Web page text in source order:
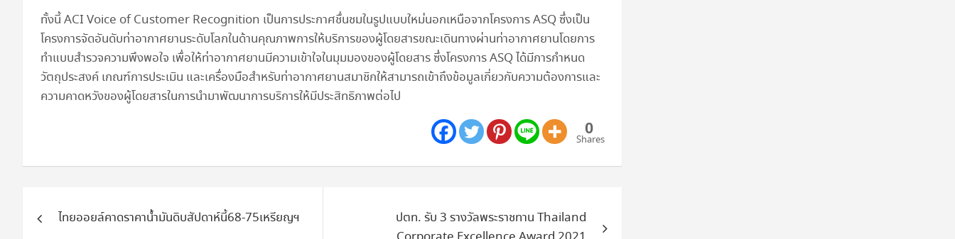
ทั้งนี้ ACI Voice of Customer Recognition เป็นการประกาศชื่นชมในรูปแบบใหม่นอกเหนือจากโครงการ ASQ ซึ่งเป็น
โครงการจัดอันดับท่าอากาศยานระดับโลกในด้านคุณภาพการให้บริการของผู้โดยสารขณะเดินทางผ่านท่าอากาศยานโดยการ
ทำแบบสำรวจความพึงพอใจ เพื่อให้ท่าอากาศยานมีความเข้าใจในมุมมองของผู้โดยสาร ซึ่งโครงการ ASQ ได้มีการกำหนด
วัตถุประสงค์ เกณฑ์การประเมิน และเครื่องมือสำหรับท่าอากาศยานสมาชิกให้สามารถเข้าถึงข้อมูลเกี่ยวกับความต้องการและ
ความคาดหวังของผู้โดยสารในการนำมาพัฒนาการบริการให้มีประสิทธิภาพต่อไป
0
Shares
เรื่องไทยออยล์คาดราคาน้ำมันดิบสัปดาห์นี้68-75เหรียญฯ
ปตท. รับ 3 รางวัลพระราชทาน Thailand